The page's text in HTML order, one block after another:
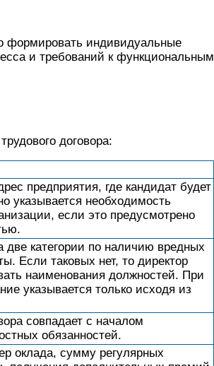
формировать индивидуальные
и требований к функциональным
договора:
предприятия, где кандидат будет
указывается необходимость
если это предусмотрено
категории по наличию вредных
Если таковых нет, то директор
наименования должностей. При
указывается только исходя из
совпадает с началом
обязанностей.
оклада, сумму регулярных